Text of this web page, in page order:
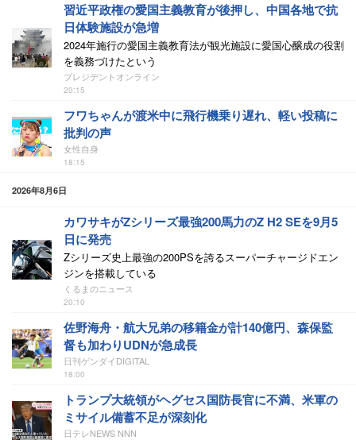
習近平政権の愛国主義教育が後押し、中国各地で抗
日体験施設が急増
2024年施行の愛国主義教育法が観光施設に愛国心醸成の役割
を義務づけたという
プレジデントオンライン
20:15
フワちゃんが渡米中に飛行機乗り遅れ、軽い投稿に
批判の声
女性自身
18:15
2026年8月6日
カワサキがZシリーズ最強200馬力のZ H2 SEを9月5
日に発売
Zシリーズ史上最強の200PSを誇るスーパーチャージドエン
ジンを搭載している
くるまのニュース
20:10
佐野海舟・航大兄弟の移籍金が計140億円、森保監
督も加わりUDNが急成長
日刊ゲンダイDIGITAL
18:00
トランプ大統領がヘグセス国防長官に不満、米軍の
ミサイル備蓄不足が深刻化
日テレNEWS NNN